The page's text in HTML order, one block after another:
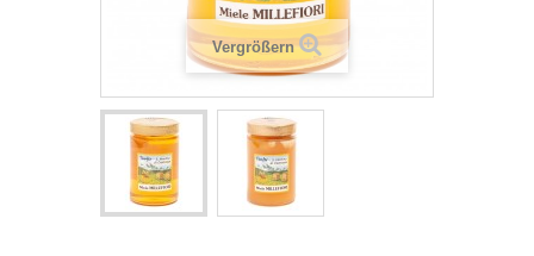
Vergrößern